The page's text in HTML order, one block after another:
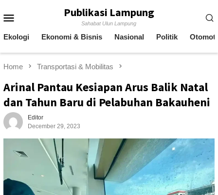
to
Publikasi Lampung
Sahabat Ulun Lampung
Ekologi Ekonomi & Bisnis Nasional Politik
Home Transportasi & Mobilitas
Arinal Pantau Kesiapan Arus Balik Natal
dan Tahun Baru di Pelabuhan Bakauheni
Editor
December 29, 2023